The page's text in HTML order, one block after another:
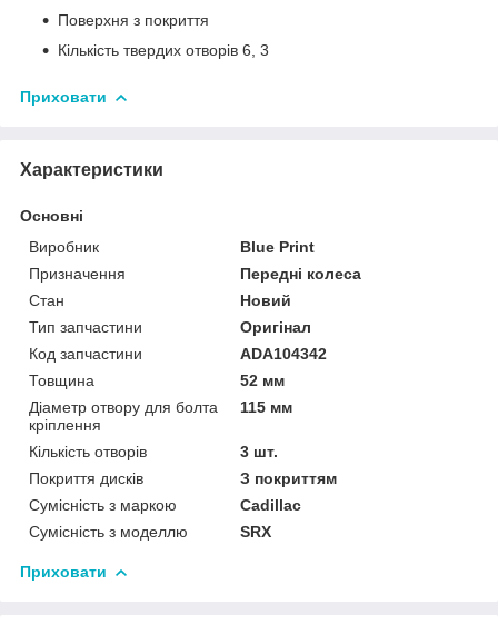
Поверхня з покриття
Кількість твердих отворів 6, 3
Приховати
Характеристики
Основні
Виробник
Blue Print
Призначення
Передні колеса
Стан
Новий
Тип запчастини
Оригінал
Код запчастини
ADA104342
Товщина
52 мм
Діаметр отвору для болта
кріплення
115 мм
Кількість отворів
3 шт.
Покриття дисків
З покриттям
Сумісність з маркою
Cadillac
Сумісність з моделлю
SRX
Приховати